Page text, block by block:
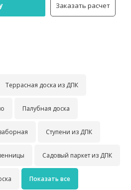
Заказать расчет
Террасная доска из ДПК
Палубная доска
Ступени из ДПК
Садовый паркет из ДПК
Показать все